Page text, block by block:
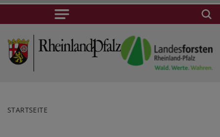
STARTSEITE